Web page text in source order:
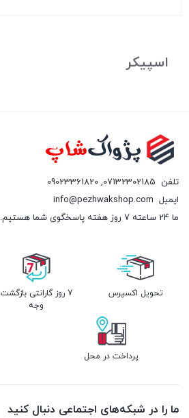
اسپیکر
تلفن 07132302185
,
09023361820
ایمیل info@pezhwakshop.com
ما 24 ساعته 7 روز هفته پاسخگوی شما هستیم.
تحویل اکسپرس
7 روز گارانتی بازگشت
وجه
پرداخت در محل
ما را در شبکه‌های اجتماعی دنبال کنید